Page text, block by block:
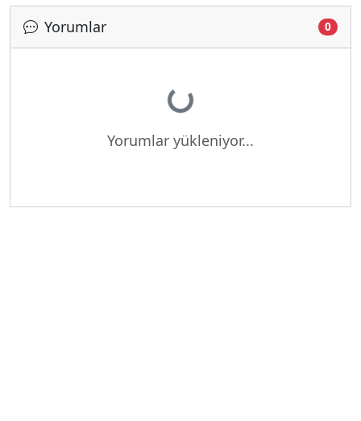
Yorumlar 0
Yükleniyor...
Yorumlar yükleniyor...